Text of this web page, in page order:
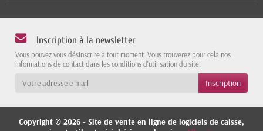
Inscription à la newsletter
Vous pouvez vous désinscrire à tout moment. Vous trouverez pour cela nos
informations de contact dans les conditions d'utilisation du site.
Copyright © 2026 - Site de vente en ligne de logiciels de caisse,